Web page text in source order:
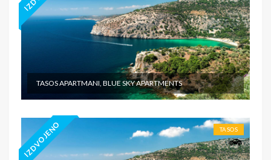
TASOS APARTMANI, BLUE SKY APARTMENTS
IZDVOJENO TASOS